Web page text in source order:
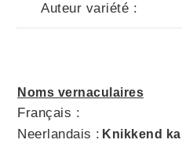
Auteur variété :
Noms vernaculaires
Français :
Neerlandais : Knikkend